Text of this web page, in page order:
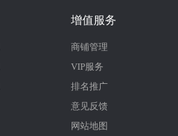
增值服务
商铺管理
VIP服务
排名推广
意见反馈
网站地图